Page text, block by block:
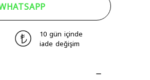
10 gün içinde
iade değişim